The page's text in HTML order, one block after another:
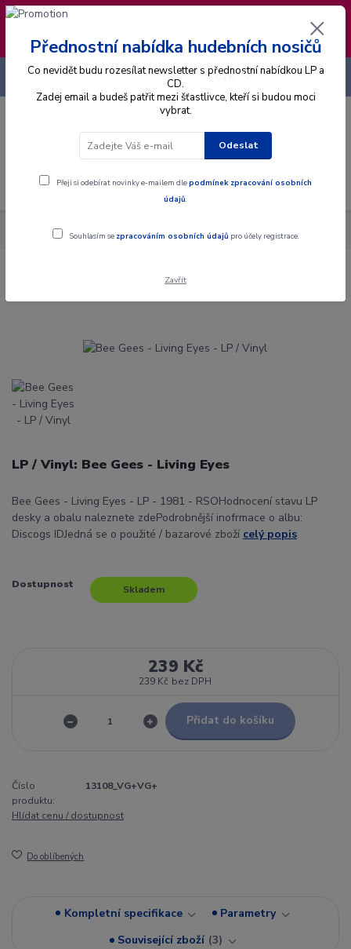
❣️ Od 4.8. do 13.8. čerpám dovolenou. Datum
expedice objednávek se posouvá na pátek
14.8.2026 🐋
Menu
CZK
+420 725 736 293
Alba Gramodesky Bee Gees - Living Eyes - LP / Vinyl
Bee Gees - Living Eyes - LP / Vinyl
LP / Vinyl: Bee Gees - Living Eyes
Bee Gees - Living Eyes - LP - 1981 - RSOHodnocení stavu LP
desky a obalu naleznete zdePodrobnější inofrmace o albu:
Discogs IDJedná se o použité / bazarové zboží celý popis
Dostupnost Skladem
239 Kč
239 Kč bez DPH
Přidat do košíku
Číslo
produktu:
13108_VG+VG+
Hlídat cenu / dostupnost
Do oblíbených
Kompletní specifikace
Parametry
Související zboží 3
Přednostní nabídka hudebních nosičů
Co nevidět budu rozesílat newsletter s přednostní nabídkou LP a
CD.
Zadej email a budeš patřit mezi šťastlivce, kteří si budou moci
vybrat.
Odeslat
Přeji si odebírat novinky e-mailem dlepodmínek zpracování osobních
údajů.
Souhlasím se zpracováním osobních údajů pro účely registrace.
Zavřít